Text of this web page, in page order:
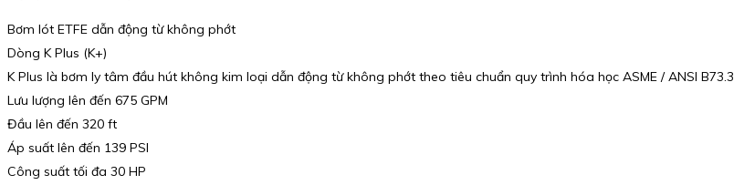
Bơm lót ETFE dẫn động từ không phớt
Dòng K Plus (K+)
K Plus là bơm ly tâm đầu hút không kim loại dẫn động từ không phớt theo tiêu chuẩn quy trình hóa học ASME / ANSI B73.3
Lưu lượng lên đến 675 GPM
Đầu lên đến 320 ft
Áp suất lên đến 139 PSI
Công suất tối đa 30 HP